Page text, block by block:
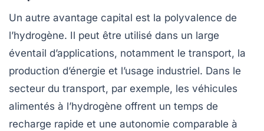
Un autre avantage capital est la polyvalence de
l’hydrogène. Il peut être utilisé dans un large
éventail d’applications, notamment le transport, la
production d’énergie et l’usage industriel. Dans le
secteur du transport, par exemple, les véhicules
alimentés à l’hydrogène offrent un temps de
recharge rapide et une autonomie comparable à